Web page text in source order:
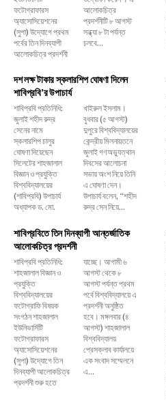
ফটোগ্রাফারস
অ্যাসোসিয়েশনের
(সুপা) উদ্যোগে প্রথম
পর্বের তিন দিনব্যাপী
আলোকচিত্র প্রদর্শনী
আলোকচিত্র
প্রদর্শনীটি ৮ আগস্ট
সন্ধ্যা ৮ টা পর্যন্ত
চলবে...
দশ লক্ষ টাকার স্কলারশিপ ঘোষণা দিলেন
শাবিপ্রবি’র উপাচার্য
শাবিপ্রবি প্রতিনিধি:
জুলাই শহীদ রুদ্র
সেনের নামে
স্কলারশিপ চালুর
ঘোষণা দিয়েছেন
সিলেটের শাহজালাল
বিজ্ঞান ও প্রযুক্তি
বিশ্ববিদ্যালয়ের
(শাবিপ্রবি) উপাচার্য
অধ্যাপক ড. মো.
খাইরুল ইসলাম।
বুধবার (৫ আগস্ট)
দুপুরে বিশ্ববিদ্যালয়ের
কেন্দ্রীয় মিলনায়তনে
জুলাই গণঅভ্যুত্থান
দিবসের আলোচনা
সভায় অংশ নিয়ে তিনি
এ ঘোষণা দেন।
উপাচার্য বলেন, ‌“শহীদ
রুদ্র সেন নিয়ে...
শাবিপ্রবিতে তিন দিনব্যাপী আন্তর্জাতিক
আলোকচিত্র প্রদর্শনী
শাবিপ্রবি প্রতিনিধি:
শাহজালাল বিজ্ঞান ও
প্রযুক্তি
বিশ্ববিদ্যালয়ের
ফটোগ্রাফি বিষয়ক
সংগঠন শাহজালাল
ইউনিভার্সিটি
ফটোগ্রাফারস
অ্যাসোসিয়েশনের
(সুপা) উদ্যোগে তিন
দিনব্যাপী আলোকচিত্র
প্রদর্শনী শুরু হতে
যাচ্ছে। আগামী ৬
আগস্ট থেকে ৮
আগস্ট পর্যন্ত প্রথম
পর্বে বিশ্ববিদ্যালয়ে এ
প্রদর্শনী অনুষ্ঠিত
হবে। মঙ্গলবার (৪
আগস্ট) শাহজালাল
বিশ্ববিদ্যালয়
প্রেসক্লাব কার্যালয়ে
এক সংবাদ সম্মেলনে
এ...